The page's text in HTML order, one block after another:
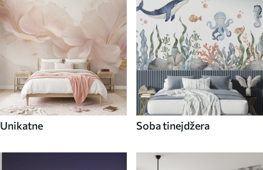
Unikatne Soba tinejdžera